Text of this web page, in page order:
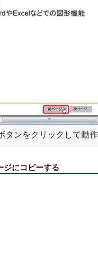
タンをクリックして動
ジにコピーする